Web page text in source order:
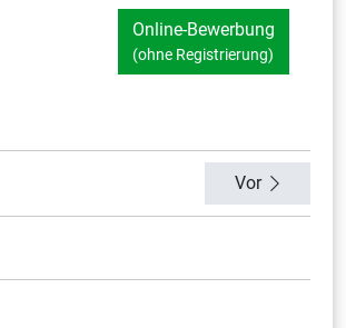
Online-Bewerbung
(ohne Registrierung)
Vor